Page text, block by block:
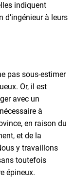
indiquent
d’ingénieur à leurs
pas sous-estimer
Or, il est
avec un
à
en raison du
et de la
y travaillons
toutefois
épineux.